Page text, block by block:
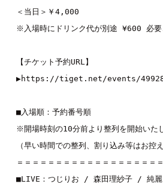
＜当日＞￥4,000
※入場時にドリンク代が別途 ¥600 必要
【チケット予約URL】
▶︎https://tiget.net/events/
■入場順：予約番号順
※開場時刻の10分前より整列を開始いた
（早い時間での整列、割り込み等はお控
＝＝＝＝＝＝＝＝＝＝＝＝＝＝＝＝＝＝
■LIVE： つじりお / 森田理紗子 / 純麗